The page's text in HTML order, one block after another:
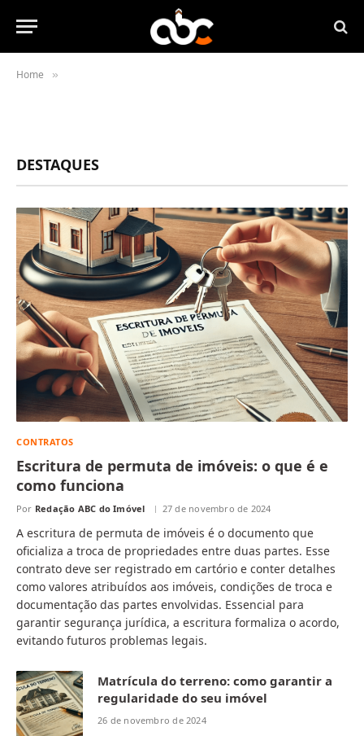
Home »
DESTAQUES
CONTRATOS
Escritura de permuta de imóveis: o que é e
como funciona
Por Redação ABC do Imóvel 27 de novembro de 2024
A escritura de permuta de imóveis é o documento que
oficializa a troca de propriedades entre duas partes. Esse
contrato deve ser registrado em cartório e conter detalhes
como valores atribuídos aos imóveis, condições de troca e
documentação das partes envolvidas. Essencial para
garantir segurança jurídica, a escritura formaliza o acordo,
evitando futuros problemas legais.
Matrícula do terreno: como garantir a
regularidade do seu imóvel
26 de novembro de 2024